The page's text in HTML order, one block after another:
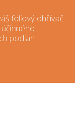
foliový ohřívač
podlah